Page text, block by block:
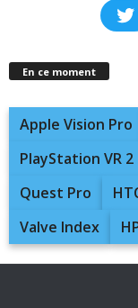
En ce moment
Apple Vision Pro
PlayStation VR 2
Quest Pro
Valve Index